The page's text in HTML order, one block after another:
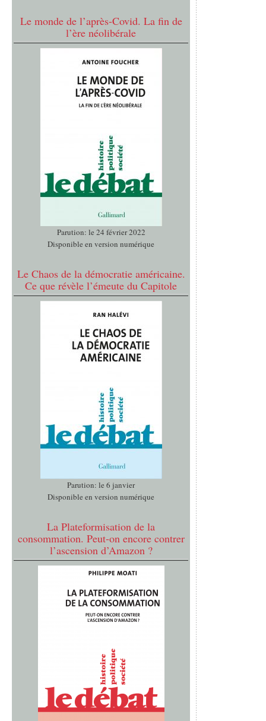
Le monde de l’après-Covid. La fin de
l’ère néolibérale
Parution: le 24 février 2022
Disponible en version numérique
Le Chaos de la démocratie américaine.
Ce que révèle l’émeute du Capitole
Parution: le 6 janvier
Disponible en version numérique
La Plateformisation de la
consommation. Peut-on encore contrer
l’ascension d’Amazon ?